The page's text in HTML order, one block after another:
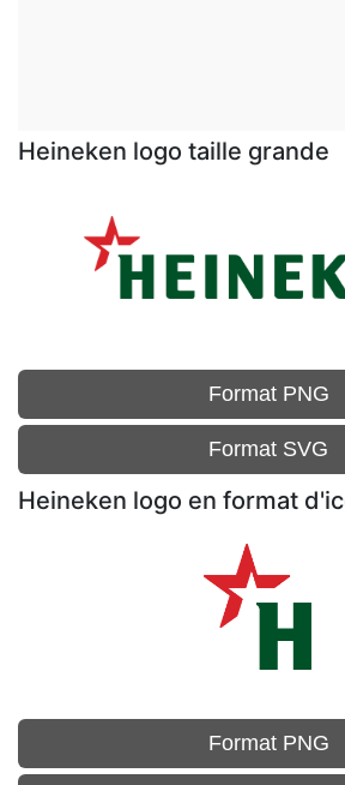
Heineken logo taille grande
Format PNG
Format SVG
Heineken logo en format
Format PNG